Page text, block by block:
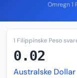
Omregn 1
1 Filippinske Peso
0.02
Australske Dollar